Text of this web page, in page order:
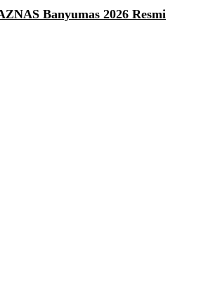
Banyumas 2026 Resmi